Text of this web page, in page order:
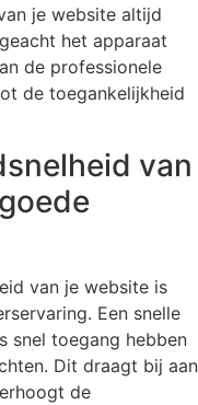
je website altijd
het apparaat
de professionele
de toegankelijkheid
van
van je website is
Een snelle
snel toegang hebben
Dit draagt bij aan
de